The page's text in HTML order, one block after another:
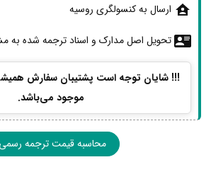
ارسال به کنسولگری روسیه
تحویل اصل مدارک و اسناد ترجمه شده به
!!! شایان توجه است پشتیبان سفارش
موجود می‌باشد.
محاسبه قیمت ترجمه رسمی